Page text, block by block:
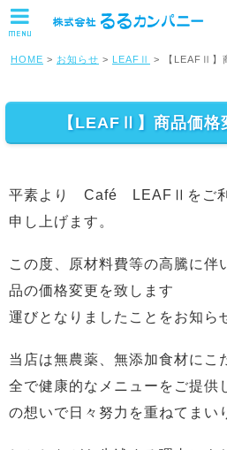
HOME > お知らせ > LEAFⅡ > 【LEAFⅡ】
【LEAFⅡ】商品価格
平素より Café LEAFⅡをご利
申し上げます。
この度、原材料費等の高騰に伴
品の価格変更を致します
運びとなりましたことをお知ら
当店は無農薬、無添加食材にこ
全で健康的なメニューをご提供
の想いで日々努力を重ねてまい
MENU